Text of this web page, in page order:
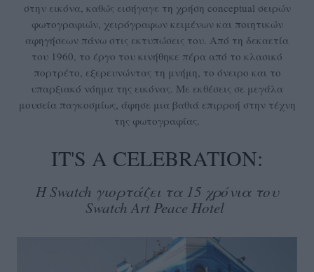
στην εικόνα, καθώς εισήγαγε τη χρήση conceptual σειρών
φωτογραφιών, χειρόγραφων κειμένων και ποιητικών
αφηγήσεων πάνω στις εκτυπώσεις του. Από τη δεκαετία
του 1960, το έργο του κινήθηκε πέρα από το κλασικό
πορτρέτο, εξερευνώντας τη μνήμη, το όνειρο και το
υπαρξιακό νόημα της εικόνας. Με εκθέσεις σε μεγάλα
μουσεία παγκοσμίως, άφησε μια βαθιά επιρροή στην τέχνη
της φωτογραφίας.
IT'S A CELEBRATION:
Η Swatch γιορτάζει τα 15 χρόνια του
Swatch Art Peace Hotel